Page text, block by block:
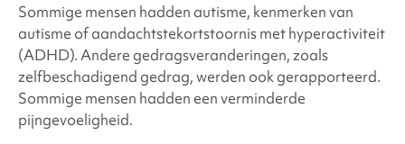
Sommige mensen hadden autisme, kenmerken van
autisme ofaandachtstekortstoornis met hyperactiviteit
(ADHD).Andere gedragsveranderingen, zoals
zelfbeschadigend gedrag, werden ook gerapporteerd.
Sommige mensen hadden een verminderde
pijngevoeligheid.